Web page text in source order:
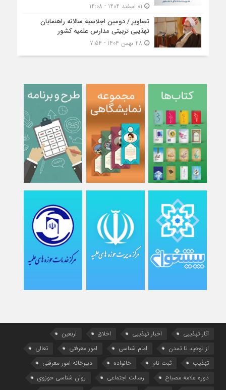
تصاویر / دومین اجلاسیه سالانه راهنمایان
تهذیبی تربیتی مدارس علمیه کشور
آثار تهذیبی اخبار تهذیبی اخلاق
اربعین
از توحید تا تمدن
امام شناسی امور معرفتی
تعالی
تهذیب
ثبت نام خانواده
دبیرخانه امور معرفتی
دوره علامه مصباح
رسالت اجتماعی
روان شناسی حوزوی